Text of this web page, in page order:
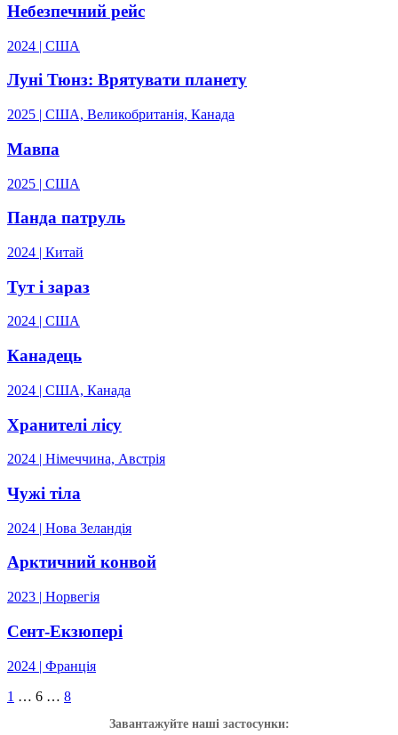
Небезпечний рейс
2024 | США
Луні Тюнз: Врятувати планету
2025 | США, Великобританія, Канада
Мавпа
2025 | США
Панда патруль
2024 | Китай
Тут і зараз
2024 | США
Канадець
2024 | США, Канада
Хранителі лісу
2024 | Німеччина, Австрія
Чужі тіла
2024 | Нова Зеландія
Арктичний конвой
2023 | Норвегія
Сент-Екзюпері
2024 | Франція
1 … 6 … 8
Завантажуйте наші застосунки: